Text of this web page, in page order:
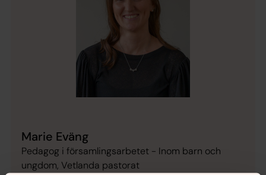
Marie Eväng
Pedagog i församlingsarbetet - Inom barn och
ungdom, Vetlanda pastorat